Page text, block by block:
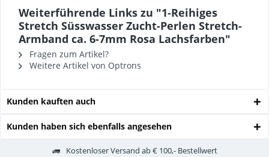
Weiterführende Links zu "1-Reihiges
Stretch Süsswasser Zucht-Perlen Stretch-
Armband ca. 6-7mm Rosa Lachsfarben"
Fragen zum Artikel?
Weitere Artikel von Optrons
Kunden kauften auch
Kunden haben sich ebenfalls angesehen
Kostenloser Versand ab € 100,- Bestellwert